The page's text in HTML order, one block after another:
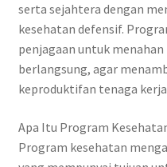
serta sejahtera dengan
kesehatan defensif.
penjagaan untuk
berlangsung, agar
keproduktifan tenaga
Apa Itu Program
Program kesehatan